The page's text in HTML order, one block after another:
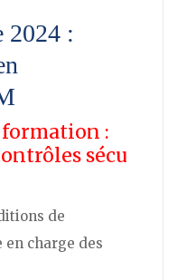
2024 :
:
sécu
de
charge des